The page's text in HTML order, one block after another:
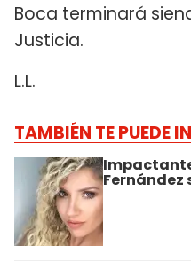
Boca terminará
Justicia.
L.L.
TAMBIÉN TE PUEDE
Fernández